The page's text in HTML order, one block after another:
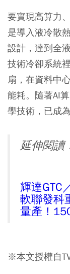
要實現高算力
是導入液冷散
設計，達到全
技術冷卻系統
扇，在資料中
能耗。隨著AI
學技術，已成
延伸閱讀
輝達GTC
軟聯發科
量產！
※本文授權自